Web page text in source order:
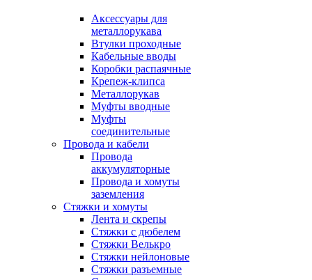
Аксессуары для
металлорукава
Втулки проходные
Кабельные вводы
Коробки распаячные
Крепеж-клипса
Металлорукав
Муфты вводные
Муфты
соединительные
Провода и кабели
Провода
аккумуляторные
Провода и хомуты
заземления
Стяжки и хомуты
Лента и скрепы
Стяжки c дюбелем
Стяжки Велькро
Стяжки нейлоновые
Стяжки разъемные